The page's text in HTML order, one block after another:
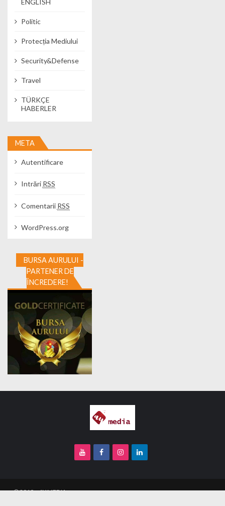
ENGLISH
Politic
Protecția Mediului
Security&Defense
Travel
TÜRKÇE
HABERLER
META
Autentificare
Intrări RSS
Comentarii RSS
WordPress.org
BURSA AURULUI -
PARTENER DE
ÎNCREDERE!